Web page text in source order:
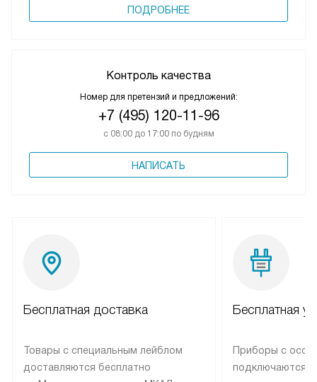
ПОДРОБНЕЕ
Контроль качества
Номер для претензий и предложений:
+7 (495) 120-11-96
с 08:00 до 17:00 по будням
НАПИСАТЬ
Бесплатная доставка
Товары с специальным лейблом
доставляются бесплатно
Бесплатная
Приборы с
подключаются к